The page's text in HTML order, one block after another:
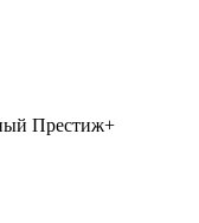
Престиж+